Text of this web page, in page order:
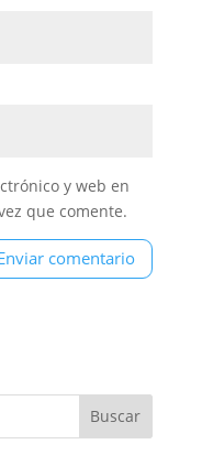
y web en
que comente.